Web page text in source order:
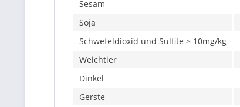
Sesam
Soja
Schwefeldioxid und Sulfite > 10mg/kg
Weichtier
Dinkel
Gerste